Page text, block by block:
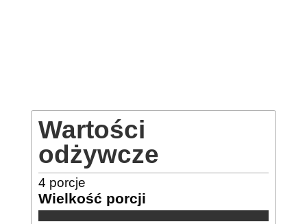
Wartości
odżywcze
4 porcje
Wielkość porcji